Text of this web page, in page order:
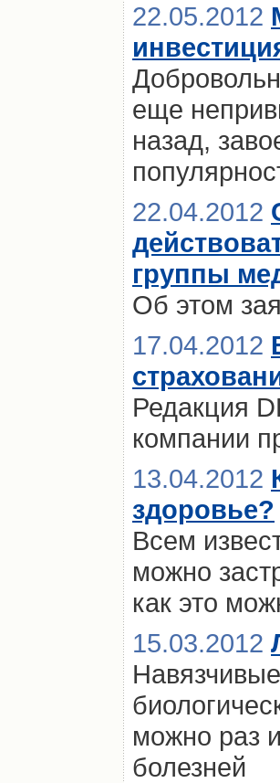
22.05.2012
еще
назад,
22.04.2012
группы
Об этом
17.04.2012
Редакция
компании
13.04.2012
здоровье?
Всем
можно
как это
15.03.2012
можно раз
болезней